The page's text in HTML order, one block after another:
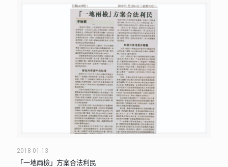
2018-01-13
「一地兩檢」方案合法利民